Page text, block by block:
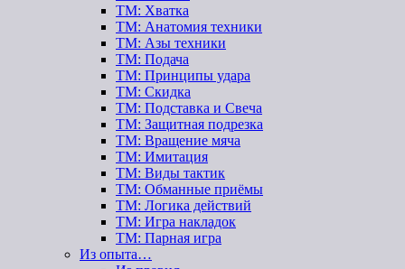
ТМ: Хватка
ТМ: Анатомия техники
ТМ: Азы техники
ТМ: Подача
ТМ: Принципы удара
ТМ: Скидка
ТМ: Подставка и Свеча
ТМ: Защитная подрезка
ТМ: Вращение мяча
ТМ: Имитация
ТМ: Виды тактик
ТМ: Обманные приёмы
ТМ: Логика действий
ТМ: Игра накладок
ТМ: Парная игра
Из опыта…